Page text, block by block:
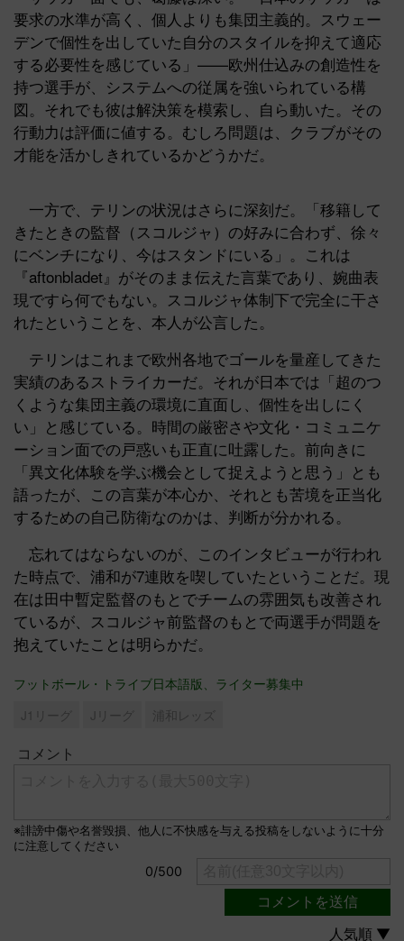
要求の水準が高く、個人よりも集団主義的。スウェー
デンで個性を出していた自分のスタイルを抑えて適応
する必要性を感じている」——欧州仕込みの創造性を
持つ選手が、システムへの従属を強いられている構
図。それでも彼は解決策を模索し、自ら動いた。その
行動力は評価に値する。むしろ問題は、クラブがその
才能を活かしきれているかどうかだ。
一方で、テリンの状況はさらに深刻だ。「移籍して
きたときの監督（スコルジャ）の好みに合わず、徐々
にベンチになり、今はスタンドにいる」。これは
『aftonbladet』がそのまま伝えた言葉であり、婉曲表
現ですら何でもない。スコルジャ体制下で完全に干さ
れたということを、本人が公言した。
テリンはこれまで欧州各地でゴールを量産してきた
実績のあるストライカーだ。それが日本では「超のつ
くような集団主義の環境に直面し、個性を出しにく
い」と感じている。時間の厳密さや文化・コミュニケ
ーション面での戸惑いも正直に吐露した。前向きに
「異文化体験を学ぶ機会として捉えようと思う」とも
語ったが、この言葉が本心か、それとも苦境を正当化
するための自己防衛なのかは、判断が分かれる。
忘れてはならないのが、このインタビューが行われ
た時点で、浦和が7連敗を喫していたということだ。現
在は田中暫定監督のもとでチームの雰囲気も改善され
ているが、スコルジャ前監督のもとで両選手が問題を
抱えていたことは明らかだ。
フットボール・トライブ日本語版、ライター募集中
J1リーグ Jリーグ 浦和レッズ